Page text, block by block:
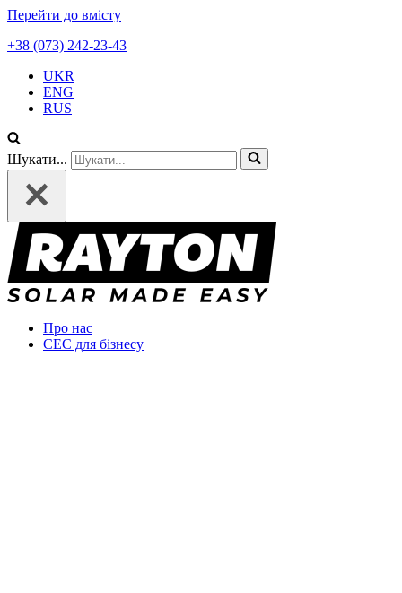
Перейти до вмісту
+38 (073) 242-23-43
UKR
ENG
RUS
Шукати...
Про нас
СЕС для бізнесу